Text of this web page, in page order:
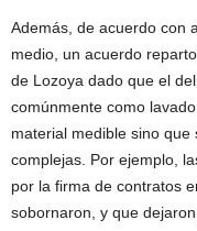
Además, de acuerdo con
medio, un acuerdo
de Lozoya dado que el
comúnmente como
material medible sino
complejas. Por ejemplo,
por la firma de contratos
sobornaron, y que